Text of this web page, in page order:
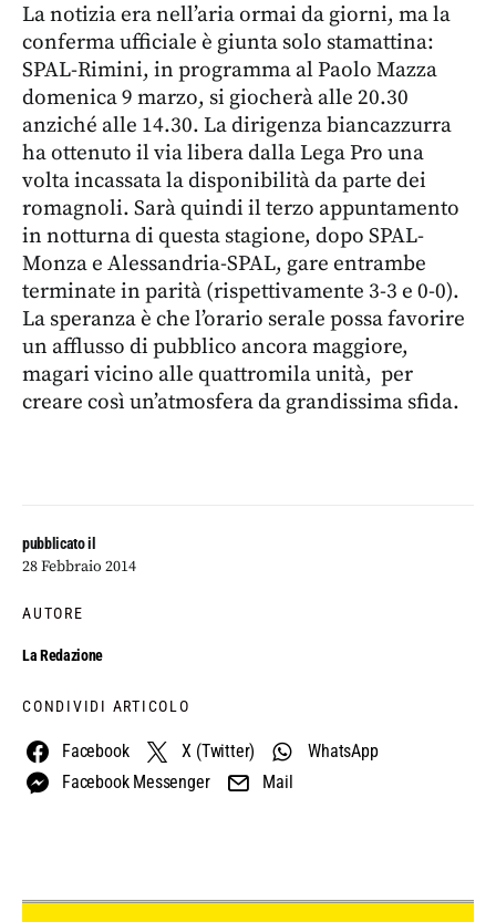
pubblicato il
28 Febbraio 2014
AUTORE
La Redazione
CONDIVIDI ARTICOLO
Facebook X (Twitter)
WhatsApp
Facebook Messenger
Mail
La notizia era nell’aria ormai da giorni, ma la
conferma ufficiale è giunta solo stamattina:
SPAL-Rimini, in programma al Paolo Mazza
domenica 9 marzo, si giocherà alle 20.30
anziché alle 14.30. La dirigenza biancazzurra
ha ottenuto il via libera dalla Lega Pro una
volta incassata la disponibilità da parte dei
romagnoli. Sarà quindi il terzo appuntamento
in notturna di questa stagione, dopo SPAL-
Monza e Alessandria-SPAL, gare entrambe
terminate in parità (rispettivamente 3-3 e 0-0).
La speranza è che l’orario serale possa favorire
un afflusso di pubblico ancora maggiore,
magari vicino alle quattromila unità, per
creare così un’atmosfera da grandissima sfida.